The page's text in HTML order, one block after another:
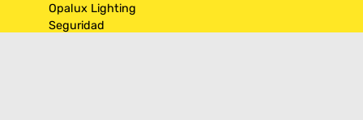
Opalux Lighting
Seguridad